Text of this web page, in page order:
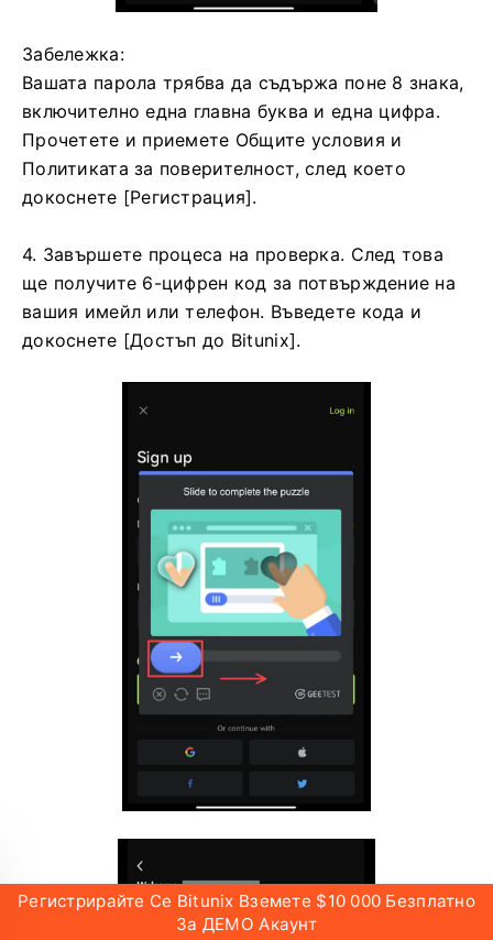
Забележка:
Вашата парола трябва да съдържа поне 8 знака,
включително една главна буква и една цифра.
Прочетете и приемете Общите условия и
Политиката за поверителност, след което
докоснете [Регистрация].
4. Завършете процеса на проверка. След това
ще получите 6-цифрен код за потвърждение на
вашия имейл или телефон. Въведете кода и
докоснете [Достъп до Bitunix].
Регистрирайте Се Bitunix Вземете $10 000 Безплатно
За ДЕМО Акаунт